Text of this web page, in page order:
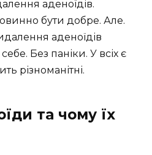
аденоїдів.
бути добре. Але.
аденоїдів
Без паніки. У всіх є
різноманітні.
та чому їх